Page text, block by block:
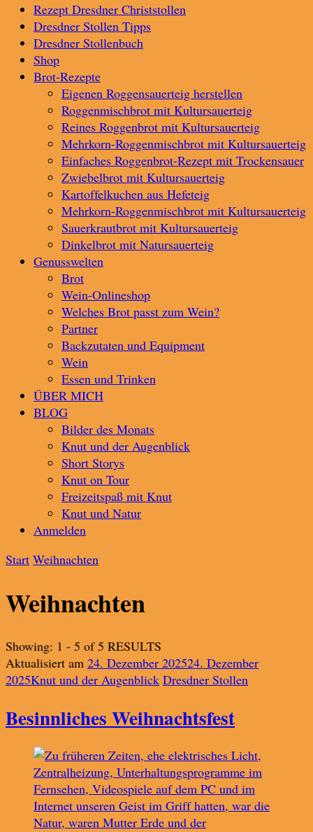
Rezept Dresdner Christstollen
Dresdner Stollen Tipps
Dresdner Stollenbuch
Shop
Brot-Rezepte
Eigenen Roggensauerteig herstellen
Roggenmischbrot mit Kultursauerteig
Reines Roggenbrot mit Kultursauerteig
Mehrkorn-Roggenmischbrot mit Kultursauerteig
Einfaches Roggenbrot-Rezept mit Trockensauer
Zwiebelbrot mit Kultursauerteig
Kartoffelkuchen aus Hefeteig
Mehrkorn-Roggenmischbrot mit Kultursauerteig
Sauerkrautbrot mit Kultursauerteig
Dinkelbrot mit Natursauerteig
Genusswelten
Brot
Wein-Onlineshop
Welches Brot passt zum Wein?
Partner
Backzutaten und Equipment
Wein
Essen und Trinken
ÜBER MICH
BLOG
Bilder des Monats
Knut und der Augenblick
Short Storys
Knut on Tour
Freizeitspaß mit Knut
Knut und Natur
Anmelden
Start Weihnachten
Weihnachten
Showing: 1 - 5 of 5 RESULTS
Aktualisiert am 24. Dezember 202524. Dezember
2025Knut und der Augenblick Dresdner Stollen
Besinnliches Weihnachtsfest